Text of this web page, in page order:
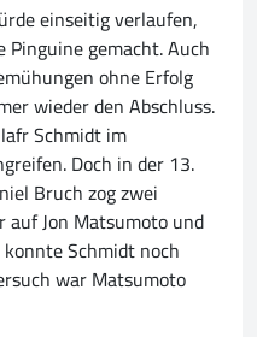
einseitig verlaufen,
gemacht. Auch
ohne Erfolg
wieder den Abschluss.
Schmidt im
Doch in der 13.
Bruch zog zwei
Jon Matsumoto und
Schmidt noch
war Matsumoto